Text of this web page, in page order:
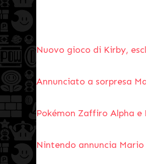
Nuovo gioco di Kirby,
Annunciato a sorpresa
Pokémon Zaffiro Alpha
Nintendo annuncia